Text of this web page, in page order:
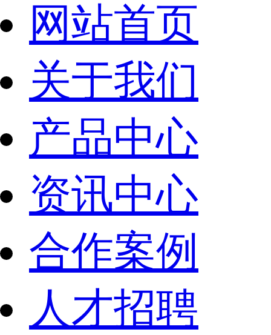
网站首页
关于我们
产品中心
资讯中心
合作案例
人才招聘